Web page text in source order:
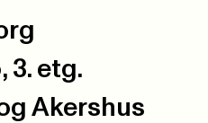
3. etg.
Akershus